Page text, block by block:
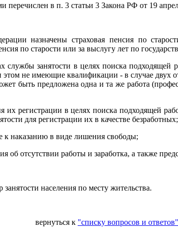
в п. 3 статьи 3 Закона РФ от 19
назначены страховая пенсия по
по старости или за выслугу лет по
службы занятости в целях поиска
не имеющие квалификации - в случае двух
быть предложена одна и та же работа
регистрации в целях поиска подходящей
для регистрации их в качестве безработных;
к наказанию в виде лишения свободы;
отсутствии работы и заработка, а также
населения по месту жительства.
вернуться к "списку вопросов и ответов"